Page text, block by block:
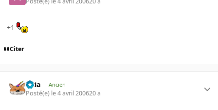
+1
Citer
Titia Ancien
Posté(e) le 4 avril 200620 a